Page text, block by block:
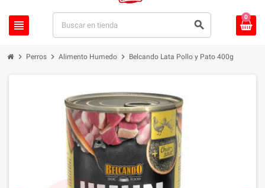
view_headline search
0
chevron_right Perros chevron_right Alimento Humedo chevron_right Belcando Lata Pollo y Pato 400g